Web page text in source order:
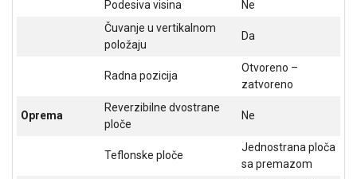
SVE
Podesiva visina
Ne
Čuvanje u vertikalnom
položaju
Da
Radna pozicija
Otvoreno –
zatvoreno
Oprema
Reverzibilne dvostrane
ploče
Ne
Teflonske ploče
Jednostrana ploča
sa premazom